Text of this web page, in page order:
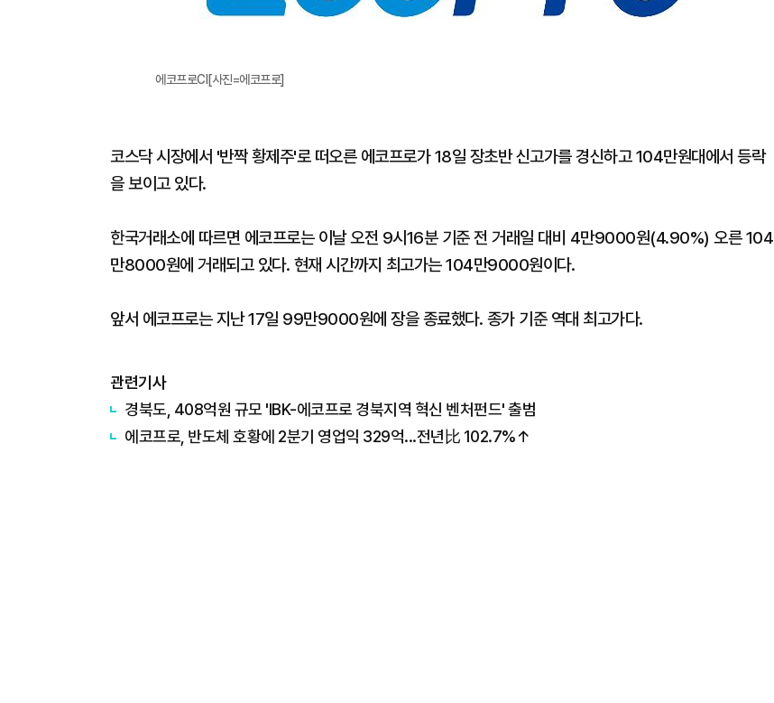
에코프로CI[사진=에코프로]
코스닥 시장에서 '반짝 황제주'로 떠오른 에코프로가 18일 장초반 신고가를 경신하고 104만원대에서 등락
을 보이고 있다.
한국거래소에 따르면 에코프로는 이날 오전 9시16분 기준 전 거래일 대비 4만9000원(4.90%) 오른 104
만8000원에 거래되고 있다. 현재 시간까지 최고가는 104만9000원이다.
앞서 에코프로는 지난 17일 99만9000원에 장을 종료했다. 종가 기준 역대 최고가다.
관련기사
경북도, 408억원 규모 'IBK-에코프로 경북지역 혁신 벤처펀드' 출범
에코프로, 반도체 호황에 2분기 영업익 329억...전년比 102.7%↑